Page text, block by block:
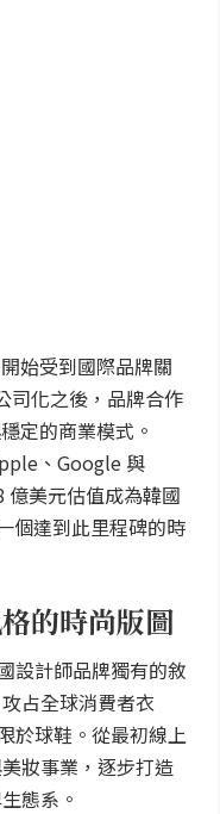
始受到國際品牌關
司化之後，品牌合作
定的商業模式。
、Google 與
美元估值成為韓國
個達到此里程碑的時
的時尚版圖
設計師品牌獨有的敘
占全球消費者衣
於球鞋。從最初線上
妝事業，逐步打造
態系。